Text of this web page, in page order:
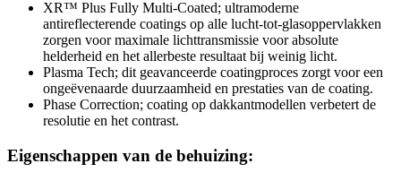
XR™ Plus Fully Multi-Coated; ultramoderne
antireflecterende coatings op alle lucht-tot-glasoppervlakken
zorgen voor maximale lichttransmissie voor absolute
helderheid en het allerbeste resultaat bij weinig licht.
Plasma Tech; dit geavanceerde coatingproces zorgt voor een
ongeëvenaarde duurzaamheid en prestaties van de coating.
Phase Correction; coating op dakkantmodellen verbetert de
resolutie en het contrast.
Eigenschappen van de behuizing: